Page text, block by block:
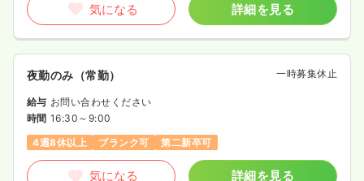
気になる 詳細を見る
夜勤のみ（常勤） 一時募集休止
給与 お問い合わせください
時間 16:30～9:00
4週8休以上
ブランク可 第二新卒可
気になる 詳細を見る